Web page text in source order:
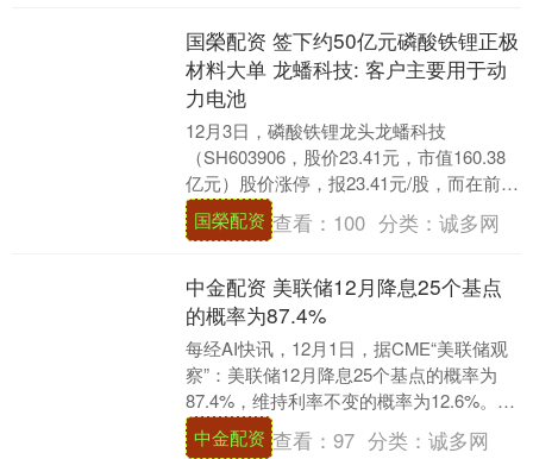
国榮配资 签下约50亿元磷酸铁锂正极
材料大单 龙蟠科技: 客户主要用于动
力电池
12月3日，磷酸铁锂龙头龙蟠科技
（SH603906，股价23.41元，市值160.38
亿元）股价涨停，报23.41元/股，而在前一
日收盘价为21.28元/股，涨....
国榮配资 查看： 100 分类：诚多网
中金配资 美联储12月降息25个基点
的概率为87.4%
每经AI快讯，12月1日，据CME“美联储观
察”：美联储12月降息25个基点的概率为
87.4%，维持利率不变的概率为12.6%。美
联储到明年1月累计降息25个基....
中金配资 查看：97 分类：诚多网